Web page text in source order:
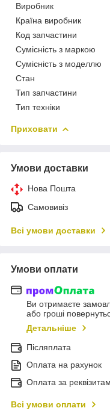
Виробник
Країна виробник
Код запчастини
Сумісність з маркою
Сумісність з моделлю
Стан
Тип запчастини
Тип техніки
Приховати
Умови доставки
Нова Пошта
Самовивіз
Всі умови доставки
Умови оплати
Ви отримаєте
або гроші
Детальніше
Післяплата
Оплата на рахунок
Оплата за
Всі умови оплати